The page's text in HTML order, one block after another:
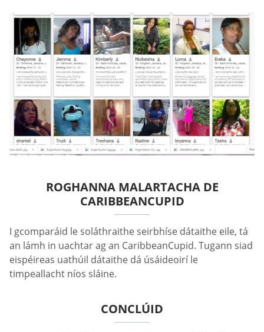
ROGHANNA MALARTACHA DE
CARIBBEANCUPID
I gcomparáid le soláthraithe seirbhíse dátaithe eile, tá
an lámh in uachtar ag an CaribbeanCupid. Tugann siad
eispéireas uathúil dátaithe dá úsáideoirí le
timpeallacht níos sláine.
CONCLÚID